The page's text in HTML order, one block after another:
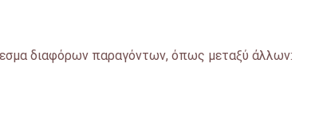
διαφόρων παραγόντων, όπως μεταξύ άλλων: